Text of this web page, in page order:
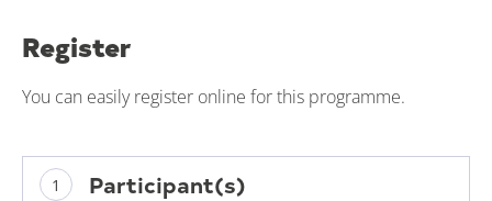
Register
You can easily register online for this programme.
Participant(s)